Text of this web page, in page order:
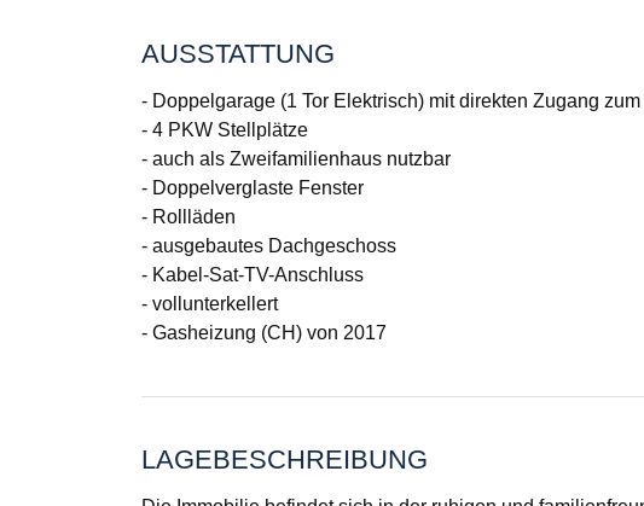
AUSSTATTUNG
- Doppelgarage (1 Tor Elektrisch) mit direkten Zugang zum
- 4 PKW Stellplätze
- auch als Zweifamilienhaus nutzbar
- Doppelverglaste Fenster
- Rollläden
- ausgebautes Dachgeschoss
- Kabel-Sat-TV-Anschluss
- vollunterkellert
- Gasheizung (CH) von 2017
LAGEBESCHREIBUNG